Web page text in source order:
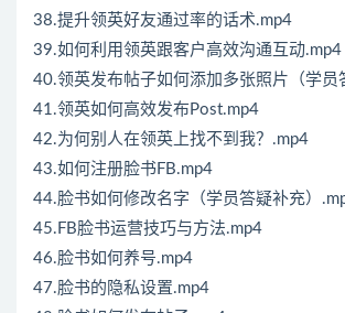
38.提升领英好友通过率的话术.mp4
39.如何利用领英跟客户高效沟通互动.mp4
40.领英发布帖子如何添加多张照片（学员
41.领英如何高效发布Post.mp4
42.为何别人在领英上找不到我？.mp4
43.如何注册脸书FB.mp4
44.脸书如何修改名字（学员答疑补充）
45.FB脸书运营技巧与方法.mp4
46.脸书如何养号.mp4
47.脸书的隐私设置.mp4